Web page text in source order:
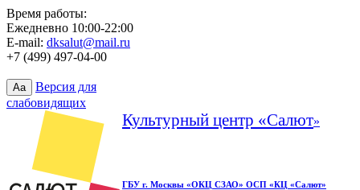
Время работы:
Ежедневно 10:00-22:00
E-mail: dksalut@mail.ru
+7 (499) 497-04-00
Aa
Версия для
слабовидящих
Культурный центр «Салют»
ГБУ г. Москвы «ОКЦ СЗАО» ОСП «КЦ «Салют»